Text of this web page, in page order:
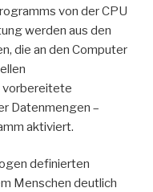
von der CPU
werden aus den
die an den Computer
vorbereitete
Datenmengen –
aktiviert.
definierten
Menschen deutlich